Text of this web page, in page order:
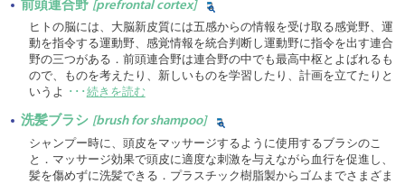
前頭連合野 [prefrontal cortex]
ヒトの脳には、大脳新皮質には五感からの情報を受け取る感覚野、運
動を指令する運動野、感覚情報を統合判断し運動野に指令を出す連合
野の三つがある．前頭連合野は連合野の中でも最高中枢とよばれるも
ので、ものを考えたり、新しいものを学習したり、計画を立てたりと
いうよ ･･･ 続きを読む
洗髪ブラシ [brush for shampoo]
シャンプー時に、頭皮をマッサージするように使用するブラシのこ
と．マッサージ効果で頭皮に適度な刺激を与えながら血行を促進し、
髪を傷めずに洗髪できる．プラスチック樹脂製からゴムまでさまざま